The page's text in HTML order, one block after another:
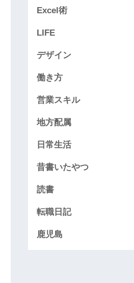
Excel術
LIFE
デザイン
働き方
営業スキル
地方配属
日常生活
昔書いたやつ
読書
転職日記
鹿児島